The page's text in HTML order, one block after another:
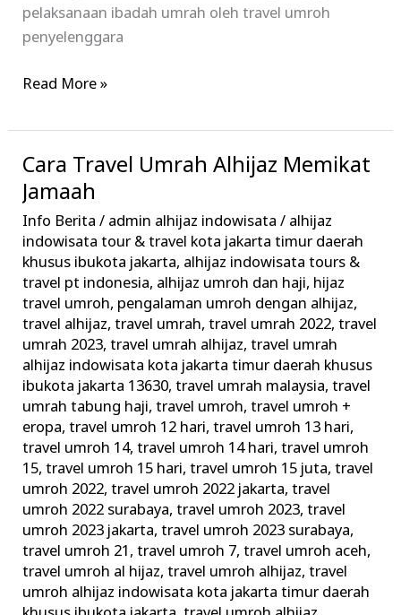
pelaksanaan ibadah umrah oleh travel umroh
penyelenggara
Read More »
Cara Travel Umrah Alhijaz Memikat
Jamaah
Info Berita / admin alhijaz indowisata/ alhijaz
indowisata tour & travel kota jakarta timur daerah
khusus ibukota jakarta, alhijaz indowisata tours &
travel pt indonesia, alhijaz umroh dan haji, hijaz
travel umroh, pengalaman umroh dengan alhijaz,
travel alhijaz,travel umrah,travel umrah 2022,travel
umrah 2023,travel umrah alhijaz,travel umrah
alhijaz indowisata kota jakarta timur daerah khusus
ibukota jakarta 13630,travel umrah malaysia,travel
umrah tabung haji,travel umroh,travel umroh +
eropa,travel umroh 12 hari,travel umroh 13 hari,
travel umroh 14,travel umroh 14 hari,travel umroh
15,travel umroh 15 hari,travel umroh 15 juta,travel
umroh 2022,travel umroh 2022 jakarta,travel
umroh 2022 surabaya,travel umroh 2023,travel
umroh 2023 jakarta,travel umroh 2023 surabaya,
travel umroh 21,travel umroh 7,travel umroh aceh,
travel umroh al hijaz,travel umroh alhijaz,travel
umroh alhijaz indowisata kota jakarta timur daerah
Cara
Travel
Umrah
Alhijaz
Memikat
Jamaah